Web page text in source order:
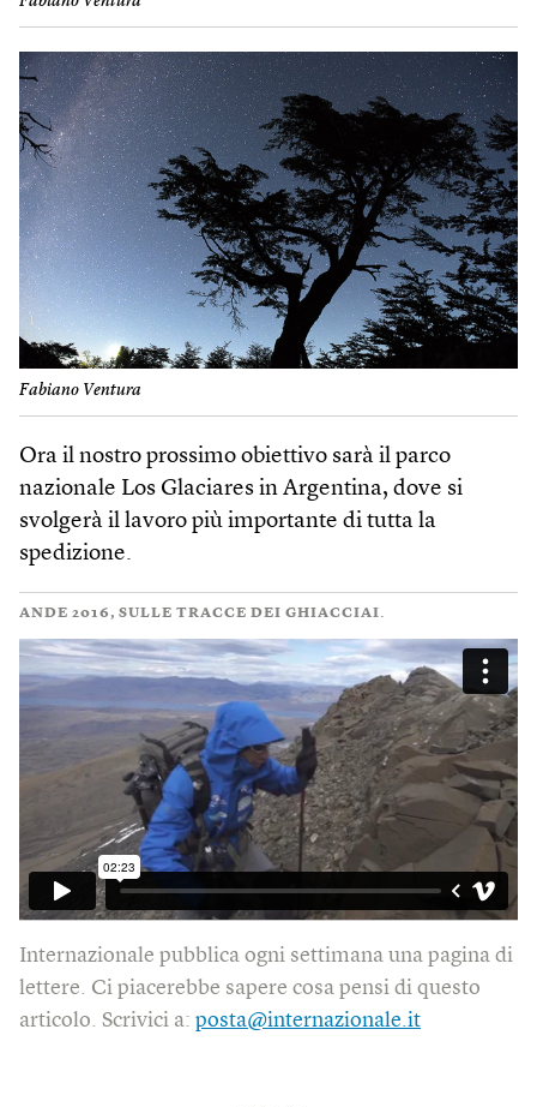
Fabiano Ventura
Ora il nostro prossimo obiettivo sarà il parco
nazionale Los Glaciares in Argentina, dove si
svolgerà il lavoro più importante di tutta la
spedizione.
ANDE 2016, SULLE TRACCE DEI GHIACCIAI.
Internazionale pubblica ogni settimana una pagina di
lettere. Ci piacerebbe sapere cosa pensi di questo
articolo. Scrivici a: posta@internazionale.it